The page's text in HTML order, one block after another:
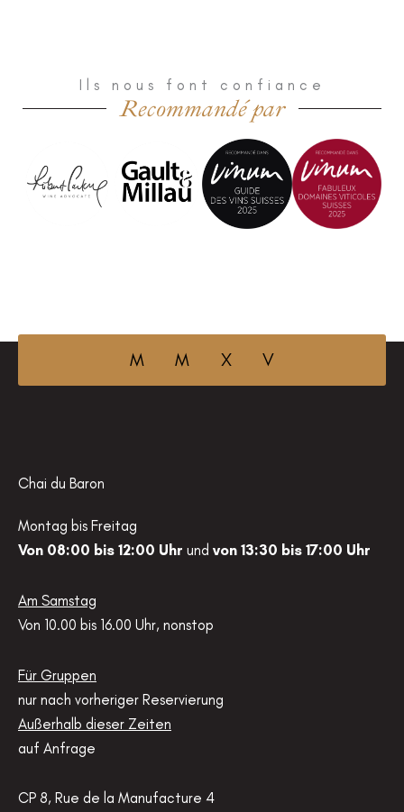
Ils nous font confiance
Recommandé par
M M X V
Chai du Baron
Montag bis Freitag
Von 08:00 bis 12:00 Uhr und von 13:30 bis 17:00 Uhr
Am Samstag
Von 10.00 bis 16.00 Uhr, nonstop
Für Gruppen
nur nach vorheriger Reservierung
Außerhalb dieser Zeiten
auf Anfrage
CP 8, Rue de la Manufacture 4